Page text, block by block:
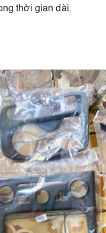
thời gian dài.